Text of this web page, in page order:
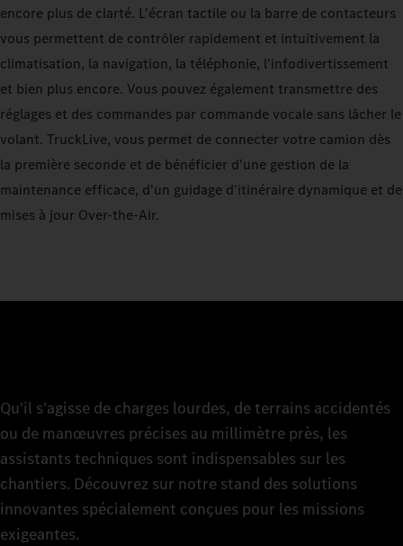
encore plus de clarté. L'écran tactile ou la barre de contacteurs
vous permettent de contrôler rapidement et intuitivement la
climatisation, la navigation, la téléphonie, l'infodivertissement
et bien plus encore. Vous pouvez également transmettre des
réglages et des commandes par commande vocale sans lâcher le
volant. TruckLive, vous permet de connecter votre camion dès
la première seconde et de bénéficier d'une gestion de la
maintenance efficace, d'un guidage d'itinéraire dynamique et de
mises à jour Over-the-Air.
Qu'il s'agisse de charges lourdes, de terrains accidentés
ou de manœuvres précises au millimètre près, les
assistants techniques sont indispensables sur les
chantiers. Découvrez sur notre stand des solutions
innovantes spécialement conçues pour les missions
exigeantes.